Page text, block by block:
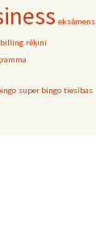
eksāmens
rēķini
super bingo tiesības